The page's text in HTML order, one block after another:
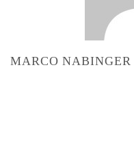
MARCO NABINGER